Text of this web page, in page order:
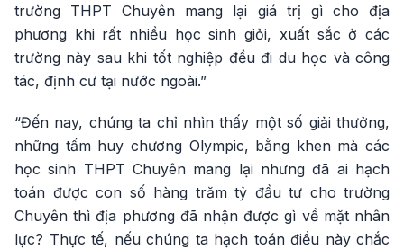
trường THPT Chuyên mang lại giá trị gì cho địa
phương khi rất nhiều học sinh giỏi, xuất sắc ở các
trường này sau khi tốt nghiệp đều đi du học và công
tác, định cư tại nước ngoài.”
“Đến nay, chúng ta chỉ nhìn thấy một số giải thưởng,
những tấm huy chương Olympic, bằng khen mà các
học sinh THPT Chuyên mang lại nhưng đã ai hạch
toán được con số hàng trăm tỷ đầu tư cho trường
Chuyên thì địa phương đã nhận được gì về mặt nhân
lực? Thực tế, nếu chúng ta hạch toán điều này chắc